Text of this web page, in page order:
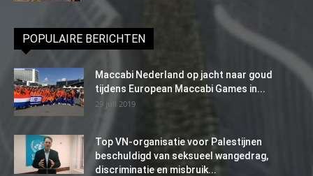
POPULAIRE BERICHTEN
Maccabi Nederland op jacht naar goud
tijdens European Maccabi Games in...
29 juli 2019
Top VN-organisatie voor Palestijnen
beschuldigd van seksueel wangedrag,
discriminatie en misbruik...